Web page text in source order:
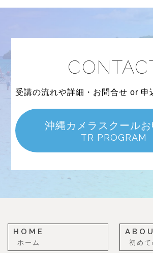
受講の流れや詳細・お問合せ or 申
沖縄カメラスクール
TR PROGRAM
HOME
ホーム 初め